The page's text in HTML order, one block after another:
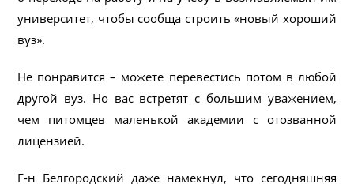
университет, чтобы сообща строить «новый хороший
вуз».
Не понравится – можете перевестись потом в любой
другой вуз. Но вас встретят с большим уважением,
чем питомцев маленькой академии с отозванной
лицензией.
Г-н Белгородский даже намекнул, что сегодняшняя